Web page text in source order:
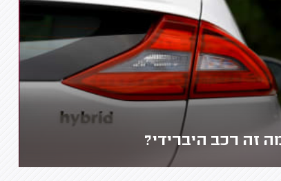
זה רכב היברידי?